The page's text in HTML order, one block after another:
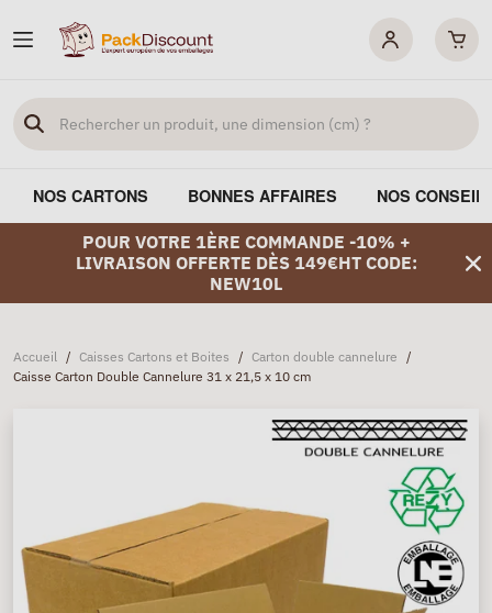
NOS CARTONS BONNES AFFAIRES NOS
POUR VOTRE 1ÈRE COMMANDE -10% +
LIVRAISON OFFERTE DÈS 149€HT CODE:
NEW10L
Accueil / Caisses Cartons et Boites / Carton double cannelure /
Caisse Carton Double Cannelure 31 x 21,5 x 10 cm